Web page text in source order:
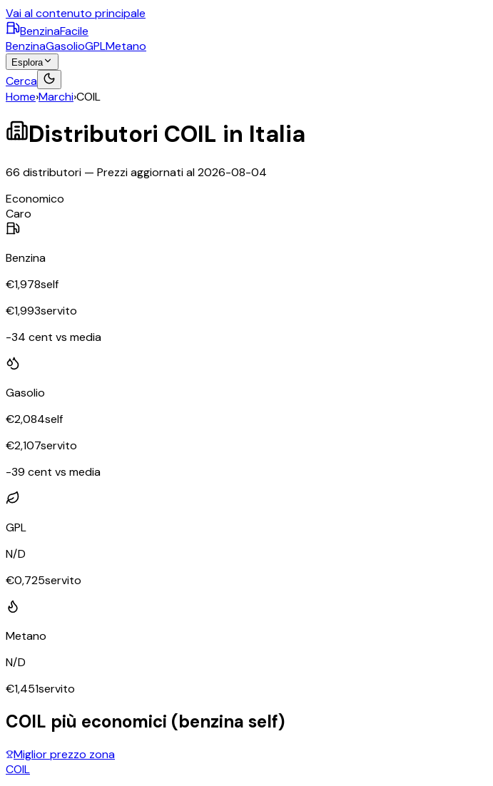
Vai al contenuto principale
BenzinaFacile
BenzinaGasolioGPLMetano
Esplora
Cerca
Home›Marchi›COIL
Distributori COIL in Italia
66 distributori — Prezzi aggiornati al2026-08-04
Economico
Caro
Benzina
€1,978self
€1,993servito
-34 cent vs media
Gasolio
€2,084self
€2,107servito
-39 cent vs media
GPL
N/D
€0,725servito
Metano
N/D
€1,451servito
COIL più economici (benzina self)
Miglior prezzo zona
COIL